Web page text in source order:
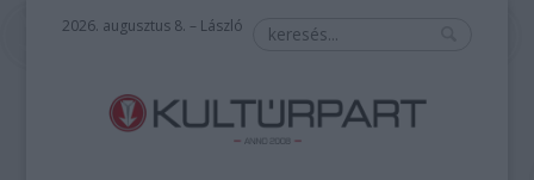
2026. augusztus 8. – László